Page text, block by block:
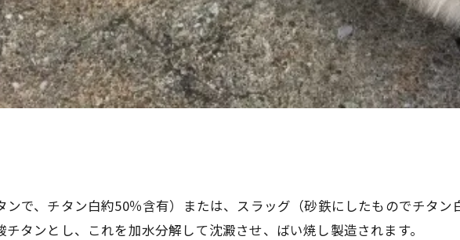
で、チタン白約50％含有）または、スラッグ（砂鉄にしたものでチタン
タンとし、これを加水分解して沈澱させ、ばい焼し製造されます。